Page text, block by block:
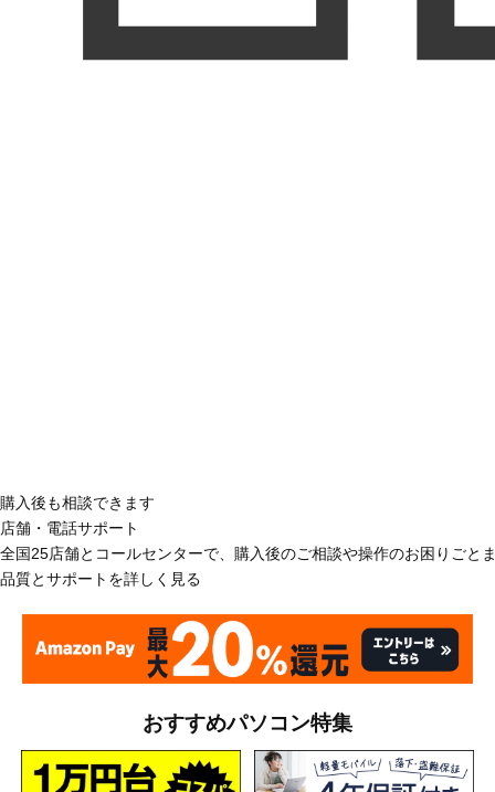
購入後も相談できます
店舗・電話サポート
全国25店舗とコールセンターで、購入後のご相談や操作のお困りごと
品質とサポートを詳しく見る
おすすめパソコン特集